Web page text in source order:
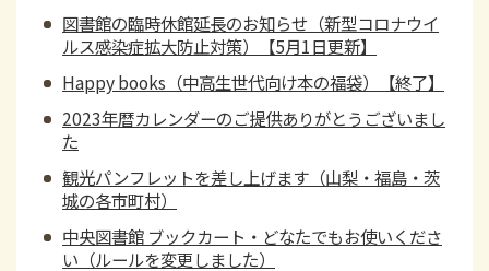
図書館の臨時休館延長のお知らせ（新型コロナウイ
ルス感染症拡大防止対策）【5月1日更新】
Happy books（中高生世代向け本の福袋）【終了】
2023年暦カレンダーのご提供ありがとうございまし
た
観光パンフレットを差し上げます（山梨・福島・茨
城の各市町村）
中央図書館 ブックカート・どなたでもお使いくださ
い（ルールを変更しました）